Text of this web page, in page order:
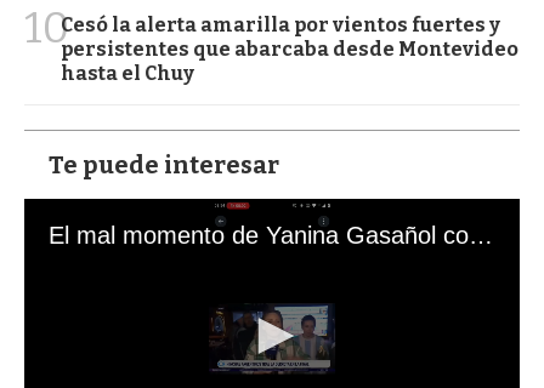
10Cesó la alerta amarilla por vientos fuertes y
persistentes que abarcaba desde Montevideo
hasta el Chuy
Te puede interesar
El mal momento de Yanina Gasañol con un hincha argentino en "Subrayado"